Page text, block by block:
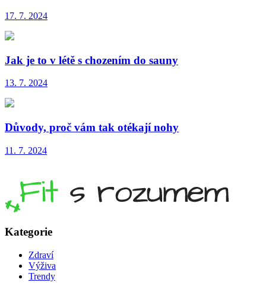
17. 7. 2024
Jak je to v létě s chozením do sauny
13. 7. 2024
Důvody, proč vám tak otékají nohy
11. 7. 2024
Kategorie
Zdraví
Výživa
Trendy